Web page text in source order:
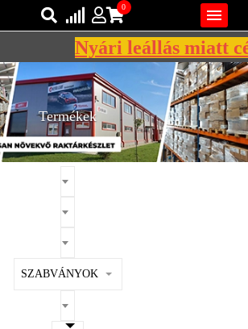

Bejelentkezés
Regisztráció
0
AZ ÖN KOSARA ÜRES
Nyári leállás miatt
Termékek
SZABVÁNYOK